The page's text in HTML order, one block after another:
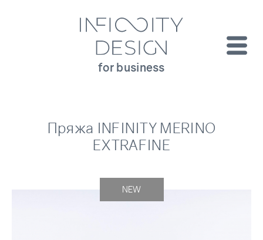
for business
Пряжа INFINITY MERINO
EXTRAFINE
NEW